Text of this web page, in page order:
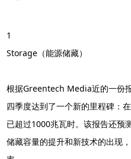
1
Storage（能源储藏）
根据Greentech Media近的一份
四季度达到了一个新的里程碑：
已超过1000兆瓦时。该报告还预
储藏容量的提升和新技术的出现